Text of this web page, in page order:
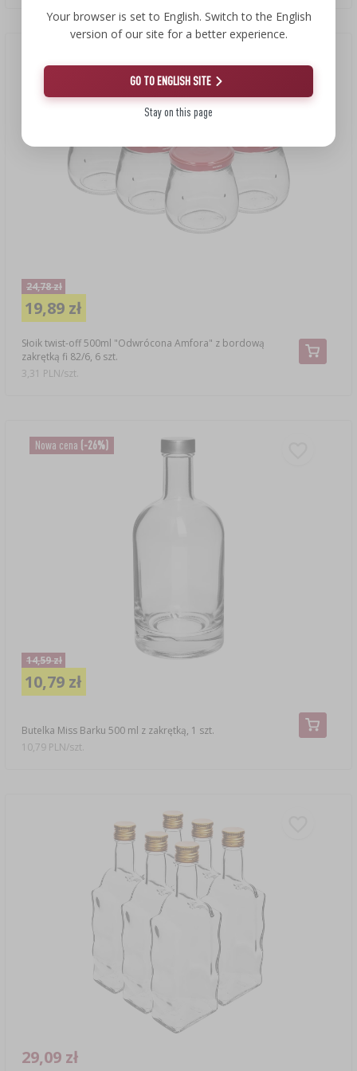
Słoik twist-off 500ml "Odwrócona Amfora" z bordową
zakrętką fi 82/6, 6 szt.
24,78 zł
19,89 zł
3,31 PLN/szt.
Nowa cena (-26%)
Butelka Miss Barku 500 ml z zakrętką, 1 szt.
14,59 zł
10,79 zł
10,79 PLN/szt.
29,09 zł
Your browser is set to English. Switch to the English
version of our site for a better experience.
GO TO ENGLISH SITE
Stay on this page